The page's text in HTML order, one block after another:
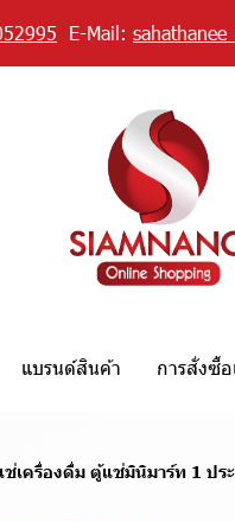
E-Mail:
แบรนด์สินค้า การสั่งซื้อ
เครื่องดื่ม ตู้แช่มินิมาร์ท 1 ปร